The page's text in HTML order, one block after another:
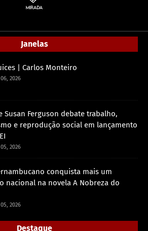
Janelas
| Carlos Monteiro
2026
Susan Ferguson debate trabalho,
e reprodução social em lançamento
2026
conquista mais um
nacional na novela A Nobreza do
2026
Destaque